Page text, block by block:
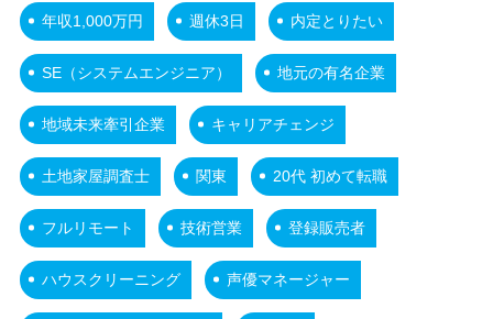
年収1,000万円 週休3日 内定とりたい
SE（システムエンジニア） 地元の有名企業
地域未来牽引企業 キャリアチェンジ
土地家屋調査士 関東 20代 初めて転職
フルリモート 技術営業 登録販売者
ハウスクリーニング 声優マネージャー